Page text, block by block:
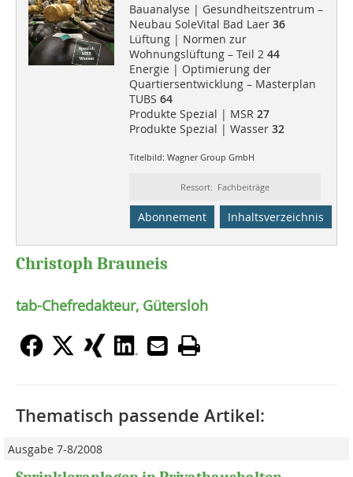
Bauanalyse | Gesundheitszentrum –
Neubau SoleVital Bad Laer 36
Lüftung | Normen zur
Wohnungslüftung – Teil 2 44
Energie | Optimierung der
Quartiersentwicklung – Masterplan
TUBS 64
Produkte Spezial | MSR 27
Produkte Spezial | Wasser 32
Titelbild: Wagner Group GmbH
Ressort: Fachbeiträge
Abonnement Inhaltsverzeichnis
Christoph Brauneis
tab-Chefredakteur, Gütersloh
Thematisch passende Artikel:
Ausgabe 7-8/2008